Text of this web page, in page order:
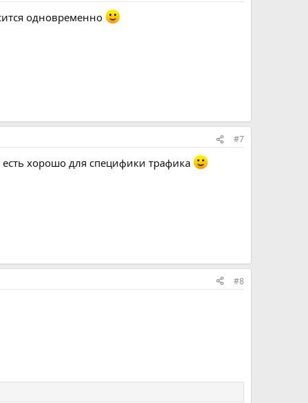
одновременно
#7
хорошо для специфики трафика
#8